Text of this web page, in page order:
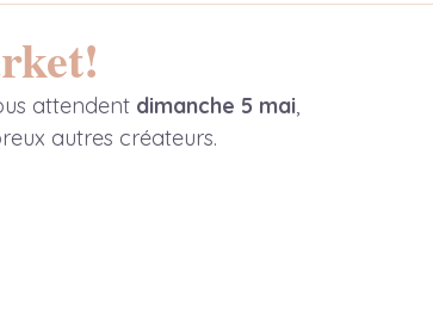
attendent dimanche 5 mai,
autres créateurs.